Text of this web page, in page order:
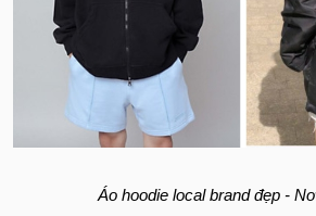
Áo hoodie local brand đẹp -